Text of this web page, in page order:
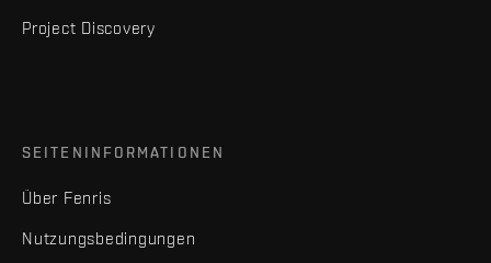
Project Discovery
SEITENINFORMATIONEN
Über Fenris
Nutzungsbedingungen